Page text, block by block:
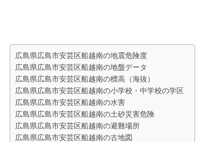
広島県広島市安芸区船越南の地震危険度
広島県広島市安芸区船越南の地盤データ
広島県広島市安芸区船越南の標高（海抜）
広島県広島市安芸区船越南の小学校・中学校の学区
広島県広島市安芸区船越南の水害
広島県広島市安芸区船越南の土砂災害危険
広島県広島市安芸区船越南の避難場所
広島県広島市安芸区船越南の古地図